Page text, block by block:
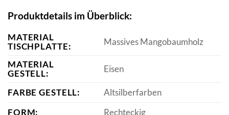
Produktdetails im Überblick:
MATERIAL
TISCHPLATTE:
Massives Mangobaumholz
MATERIAL
GESTELL:
Eisen
FARBE GESTELL:
Altsilberfarben
FORM:
Rechteckig